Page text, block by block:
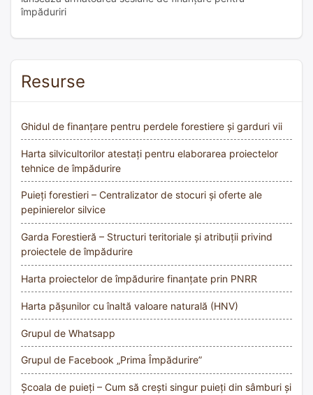
împăduriri
Resurse
Ghidul de finanțare pentru perdele forestiere și garduri vii
Harta silvicultorilor atestați pentru elaborarea proiectelor
tehnice de împădurire
Puieți forestieri – Centralizator de stocuri și oferte ale
pepinierelor silvice
Garda Forestieră – Structuri teritoriale și atribuții privind
proiectele de împădurire
Harta proiectelor de împădurire finanțate prin PNRR
Harta pășunilor cu înaltă valoare naturală (HNV)
Grupul de Whatsapp
Grupul de Facebook „Prima Împădurire”
Școala de puieți – Cum să crești singur puieți din sâmburi și